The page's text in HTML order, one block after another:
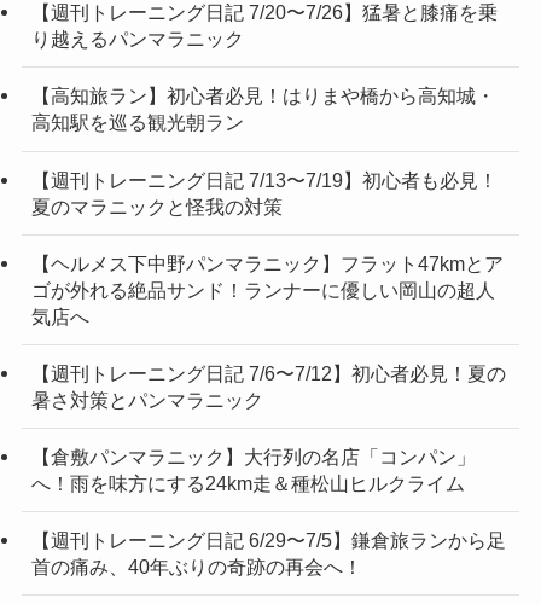
【週刊トレーニング日記 7/20〜7/26】猛暑と膝痛を乗
り越えるパンマラニック
【高知旅ラン】初心者必見！はりまや橋から高知城・
高知駅を巡る観光朝ラン
【週刊トレーニング日記 7/13〜7/19】初心者も必見！
夏のマラニックと怪我の対策
【ヘルメス下中野パンマラニック】フラット47kmとア
ゴが外れる絶品サンド！ランナーに優しい岡山の超人
気店へ
【週刊トレーニング日記 7/6〜7/12】初心者必見！夏の
暑さ対策とパンマラニック
【倉敷パンマラニック】大行列の名店「コンパン」
へ！雨を味方にする24km走＆種松山ヒルクライム
【週刊トレーニング日記 6/29〜7/5】鎌倉旅ランから足
首の痛み、40年ぶりの奇跡の再会へ！